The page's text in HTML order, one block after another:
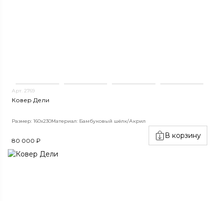
Арт. 2769
Ковер Дели
Размер: 160х230Материал: Бамбуковый шёлк/Акрил
80 000 ₽
В корзину